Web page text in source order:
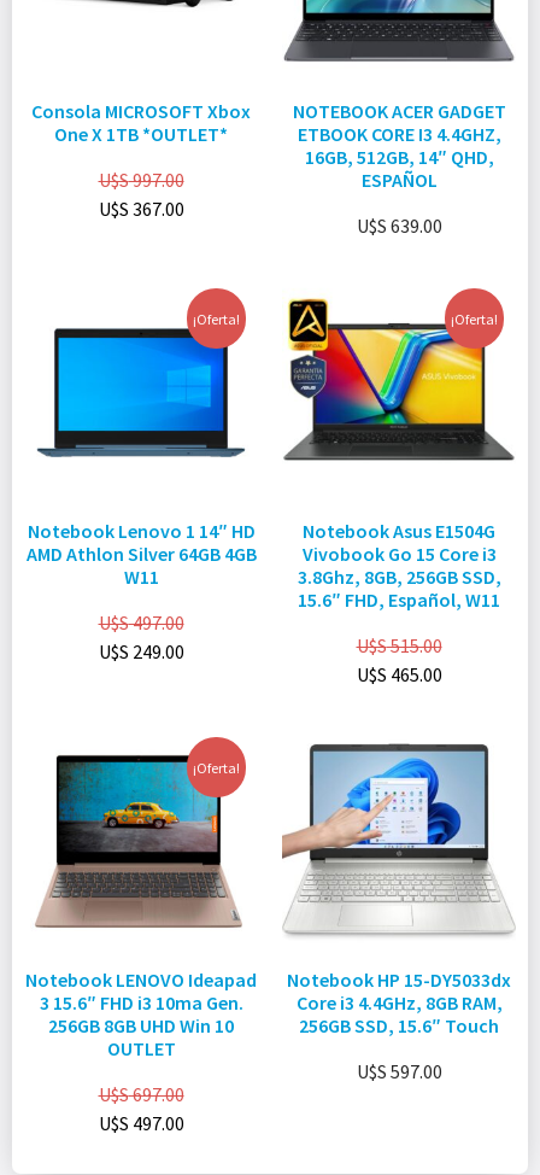
Consola MICROSOFT Xbox
One X 1TB *OUTLET*
U$S997.00
U$S 367.00
NOTEBOOK ACER GADGET
ETBOOK CORE I3 4.4GHZ,
16GB, 512GB, 14″ QHD,
ESPAÑOL
U$S 639.00
¡Oferta!
Notebook Lenovo 1 14″ HD
AMD Athlon Silver 64GB 4GB
W11
U$S497.00
U$S 249.00
¡Oferta!
Notebook Asus E1504G
Vivobook Go 15 Core i3
3.8Ghz, 8GB, 256GB SSD,
15.6″ FHD, Español, W11
U$S515.00
U$S 465.00
¡Oferta!
Notebook LENOVO Ideapad
3 15.6″ FHD i3 10ma Gen.
256GB 8GB UHD Win 10
OUTLET
U$S697.00
U$S 497.00
Notebook HP 15-DY5033dx
Core i3 4.4GHz, 8GB RAM,
256GB SSD, 15.6″ Touch
U$S 597.00